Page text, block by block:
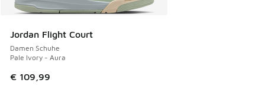
Jordan Flight Court
Damen Schuhe
Pale Ivory - Aura
€ 109,99